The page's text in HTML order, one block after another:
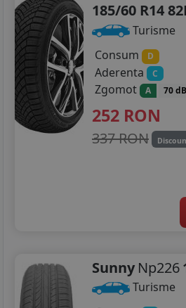
195/55R15
195/65R15
205/55R15
205/60R15
185/50R16
205/40R17
185/60 R14
Turisme
Consum
D
Aderenta C
Zgomot A 70 dB
252 RON
337 RON
Sunny Np226
Turisme